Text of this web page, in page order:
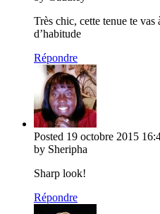
Très chic, cette tenue te
d’habitude
Répondre
Posted 19 octobre 2015
by Sheripha
Sharp look!
Répondre